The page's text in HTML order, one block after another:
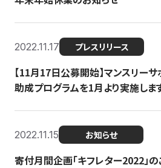
2022.11.17 プレスリリース
【11月17日公募開始】マンスリー
助成プログラムを1月より実施しま
2022.11.15 お知らせ
寄付月間企画「キフレター2022」